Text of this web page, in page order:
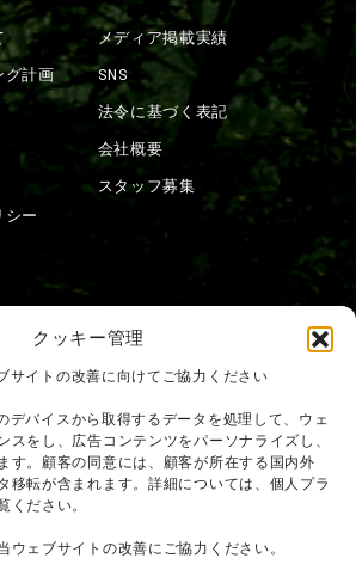
クッキー管理
サイトの改善に向けてご協力ください
デバイスから取得するデータを処理して、ウェ
スをし、広告コンテンツをパーソナライズし、
す。顧客の同意には、顧客が所在する国内外
移転が含まれます。詳細については、個人プラ
ください。
ウェブサイトの改善にご協力ください。
グ計画
シー
メディア掲載実績
SNS
法令に基づく表記
会社概要
スタッフ募集